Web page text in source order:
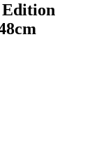
Edition